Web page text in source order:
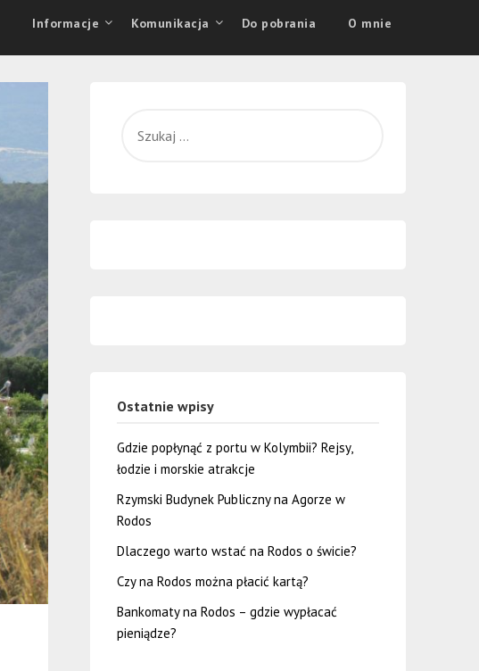
Informacje Komunikacja Do pobrania O mnie
Ostatnie wpisy
Gdzie popłynąć z portu w Kolymbii? Rejsy,
łodzie i morskie atrakcje
Rzymski Budynek Publiczny na Agorze w
Rodos
Dlaczego warto wstać na Rodos o świcie?
Czy na Rodos można płacić kartą?
Bankomaty na Rodos – gdzie wypłacać
pieniądze?